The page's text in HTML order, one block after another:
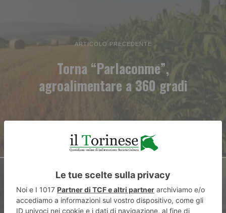
ARTICOLO PRECEDENTE
Torna “Parlaconme”,
agroalimentare a 360 gradi